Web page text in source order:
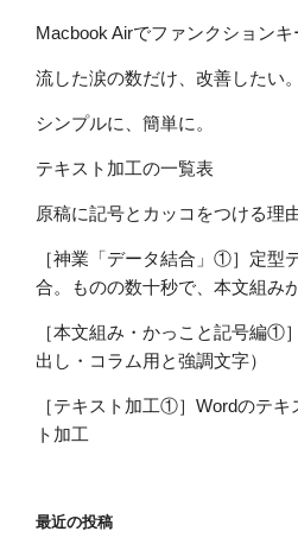
Macbook Airでファンクションキ
流した涙の数だけ、改善したい。
シンプルに、簡単に。
テキスト加工の一覧表
原稿に記号とカッコをつける理
［神業「データ結合」①］定型
合。ものの数十秒で、本文組み
［本文組み・かっこと記号編①
出し・コラム用と強調文字）
［テキスト加工①］Wordのテ
ト加工
最近の投稿